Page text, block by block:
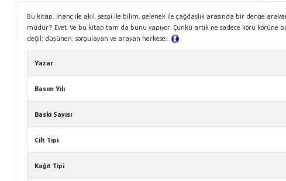
Bu kitap, inanç ile akıl, sezgi ile bilim, gelenek ile çağdaşlık arasında bir denge
müdür? Evet. Ve bu kitap tam da bunu yapıyor. Çünkü artık ne sadece körü
değil; düşünen, sorgulayan ve arayan herkese…
Yazar
Basım Yılı
Baskı Sayısı
Cilt Tipi
Kağıt Tipi